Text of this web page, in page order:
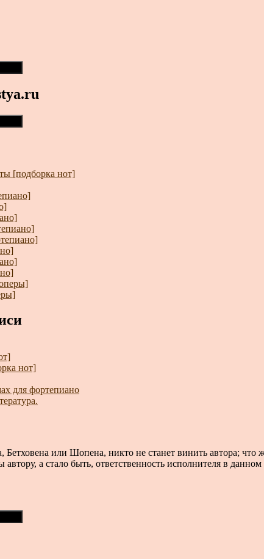
[подборка нот]
нот]
для фортепиано
Бетховена или Шопена, никто не станет винить автора; что
а стало быть, ответственность исполнителя в